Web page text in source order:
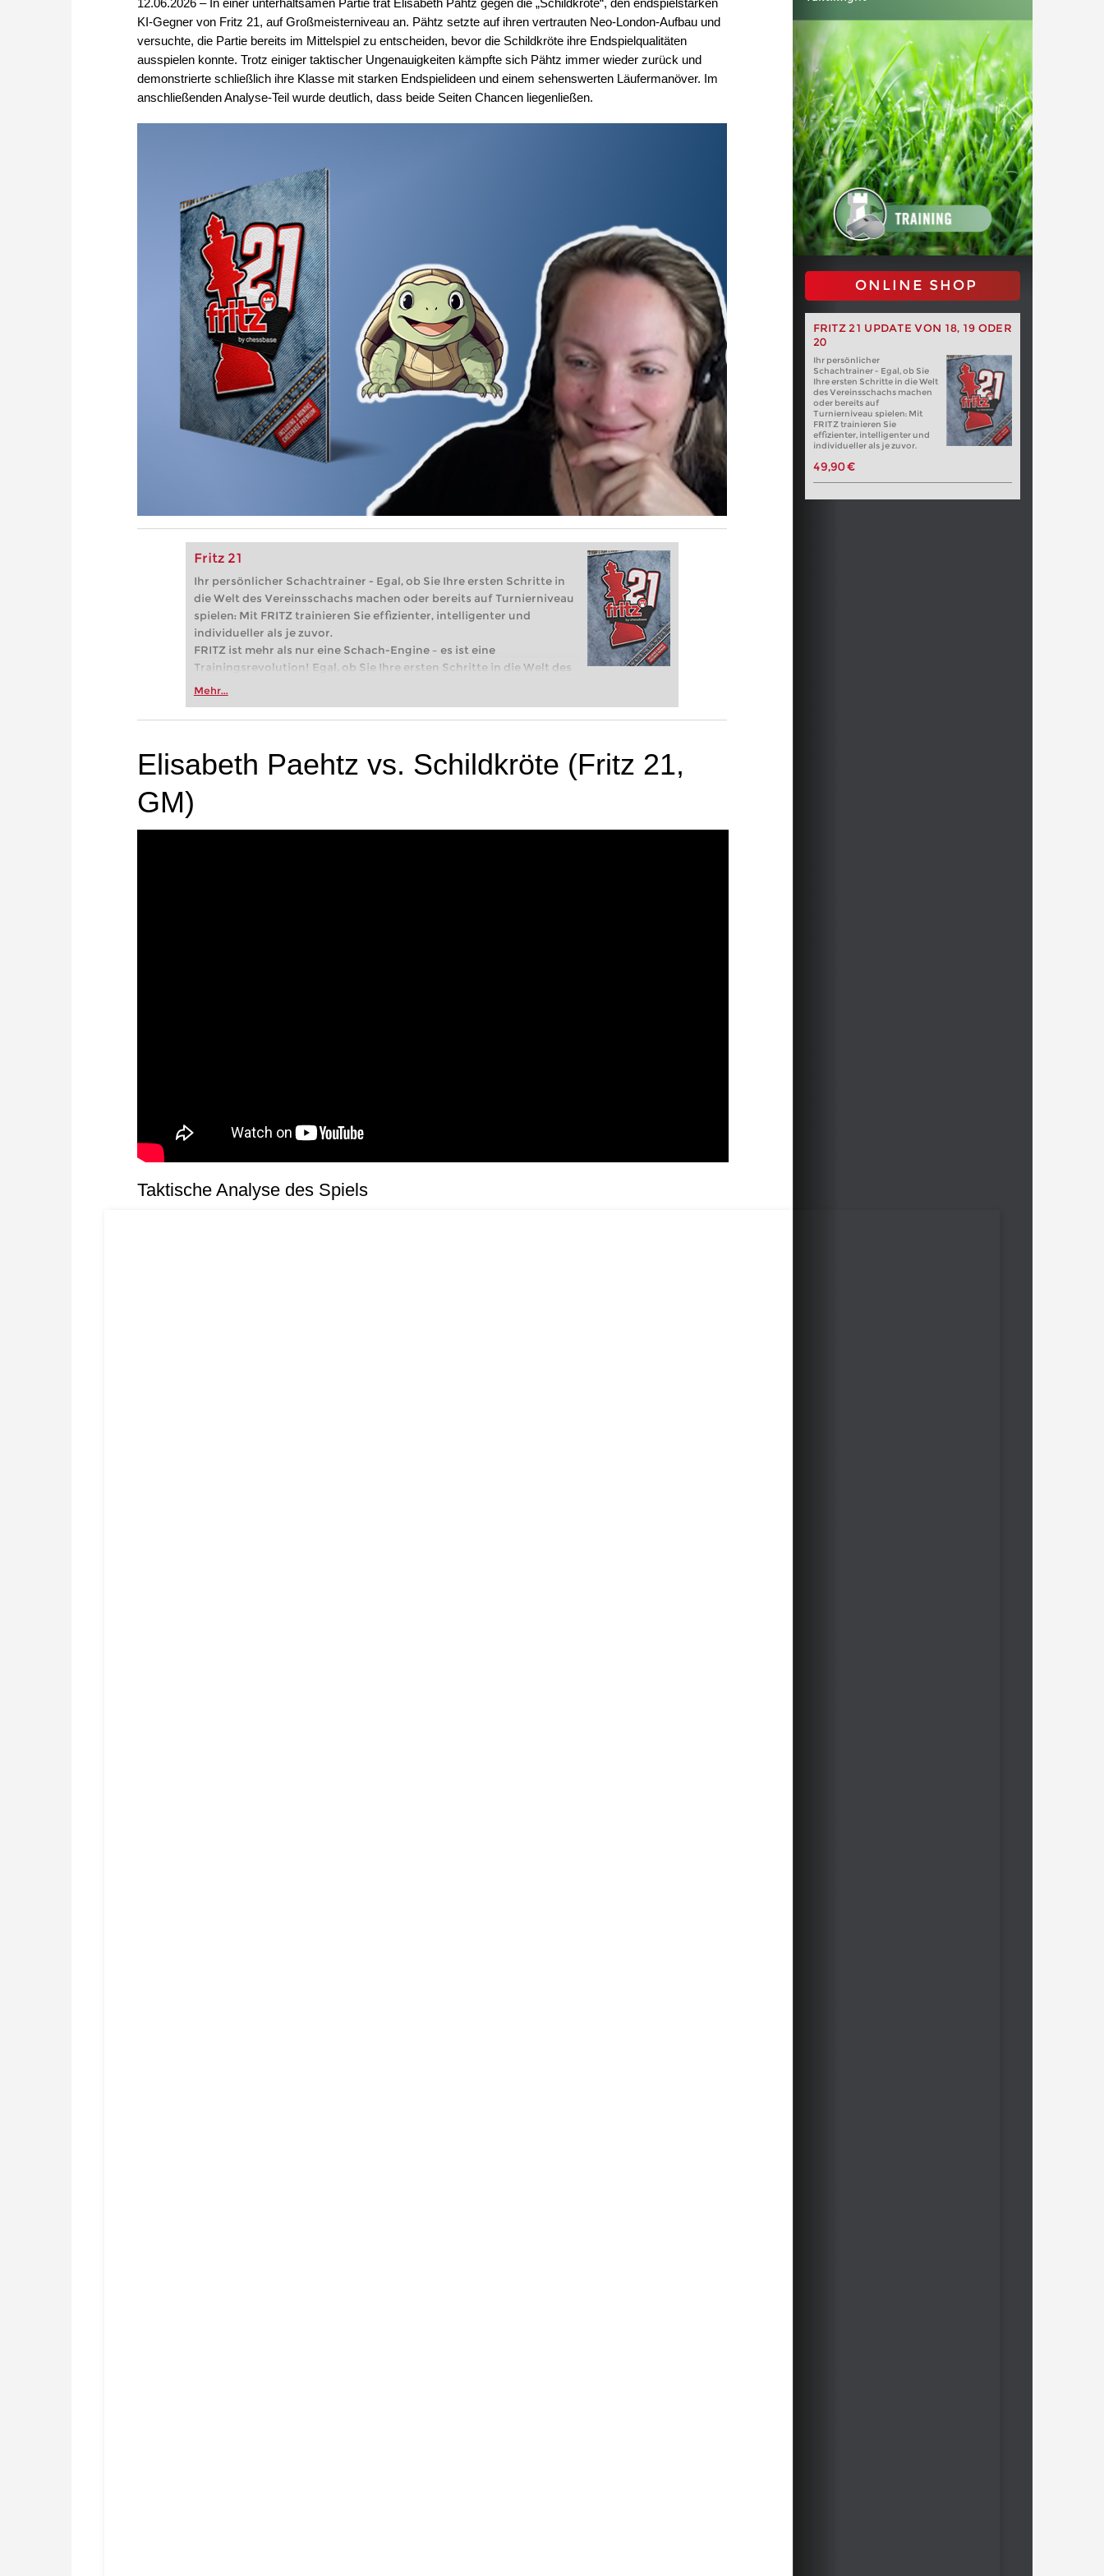
KI-Gegner von Fritz 21, auf Großmeisterniveau an. Pähtz setzte auf ihren vertrauten Neo-London-Aufbau und
versuchte, die Partie bereits im Mittelspiel zu entscheiden, bevor die Schildkröte ihre Endspielqualitäten
ausspielen konnte. Trotz einiger taktischer Ungenauigkeiten kämpfte sich Pähtz immer wieder zurück und
demonstrierte schließlich ihre Klasse mit starken Endspielideen und einem sehenswerten Läufermanöver. Im
anschließenden Analyse-Teil wurde deutlich, dass beide Seiten Chancen liegenließen.
Fritz 21
Ihr persönlicher Schachtrainer - Egal, ob Sie Ihre ersten Schritte in
die Welt des Vereinsschachs machen oder bereits auf Turnierniveau
spielen: Mit FRITZ trainieren Sie effizienter, intelligenter und
individueller als je zuvor.
FRITZ ist mehr als nur eine Schach-Engine – es ist eine
Trainingsrevolution! Egal, ob Sie Ihre ersten Schritte in die Welt des
Vereinsschachs machen oder bereits auf Turnierniveau spielen: Mit
zuvor.
Mehr...
ONLINE SHOP
FRITZ 21 UPDATE VON 18, 19 ODER
20
Ihr persönlicher
Schachtrainer - Egal, ob Sie
Ihre ersten Schritte in die Welt
des Vereinsschachs machen
oder bereits auf
Turnierniveau spielen: Mit
FRITZ trainieren Sie
effizienter, intelligenter und
individueller als je zuvor.
49,90 €
Elisabeth Paehtz vs. Schildkröte (Fritz 21,
GM)
Taktische Analyse des Spiels